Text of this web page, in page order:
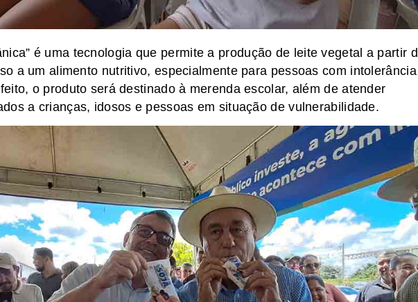
é uma tecnologia que permite a produção de leite vegetal a partir
a um alimento nutritivo, especialmente para pessoas com
o produto será destinado à merenda escolar, além de atender
a crianças, idosos e pessoas em situação de vulnerabilidade.